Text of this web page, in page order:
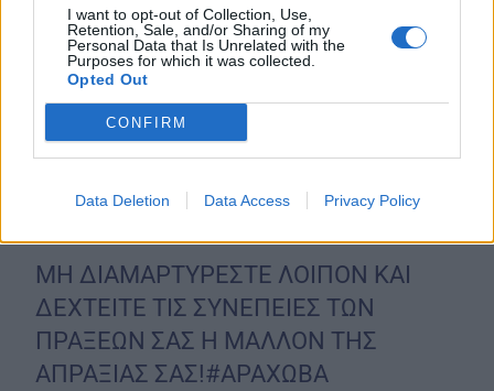
I want to opt-out of Collection, Use,
Retention, Sale, and/or Sharing of my
Personal Data that Is Unrelated with the
Purposes for which it was collected.
Opted Out
CONFIRM
Data Deletion Data Access Privacy Policy
ΜΗ ΔΙΑΜΑΡΤΥΡΕΣΤΕ ΛΟΙΠΟΝ ΚΑΙ
ΔΕΧΤΕΙΤΕ ΤΙΣ ΣΥΝΕΠΕΙΕΣ ΤΩΝ
ΠΡΑΞΕΩΝ ΣΑΣ Η ΜΑΛΛΟΝ ΤΗΣ
ΑΠΡΑΞΙΑΣ ΣΑΣ!#ΑΡΑΧΩΒΑ